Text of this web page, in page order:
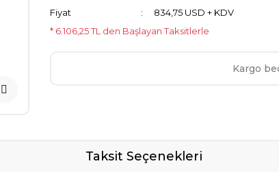
Fiyat
834,75 USD + KDV
* 6.106,25 TL den Başlayan Taksitlerle
Kargo
Taksit Seçenekleri